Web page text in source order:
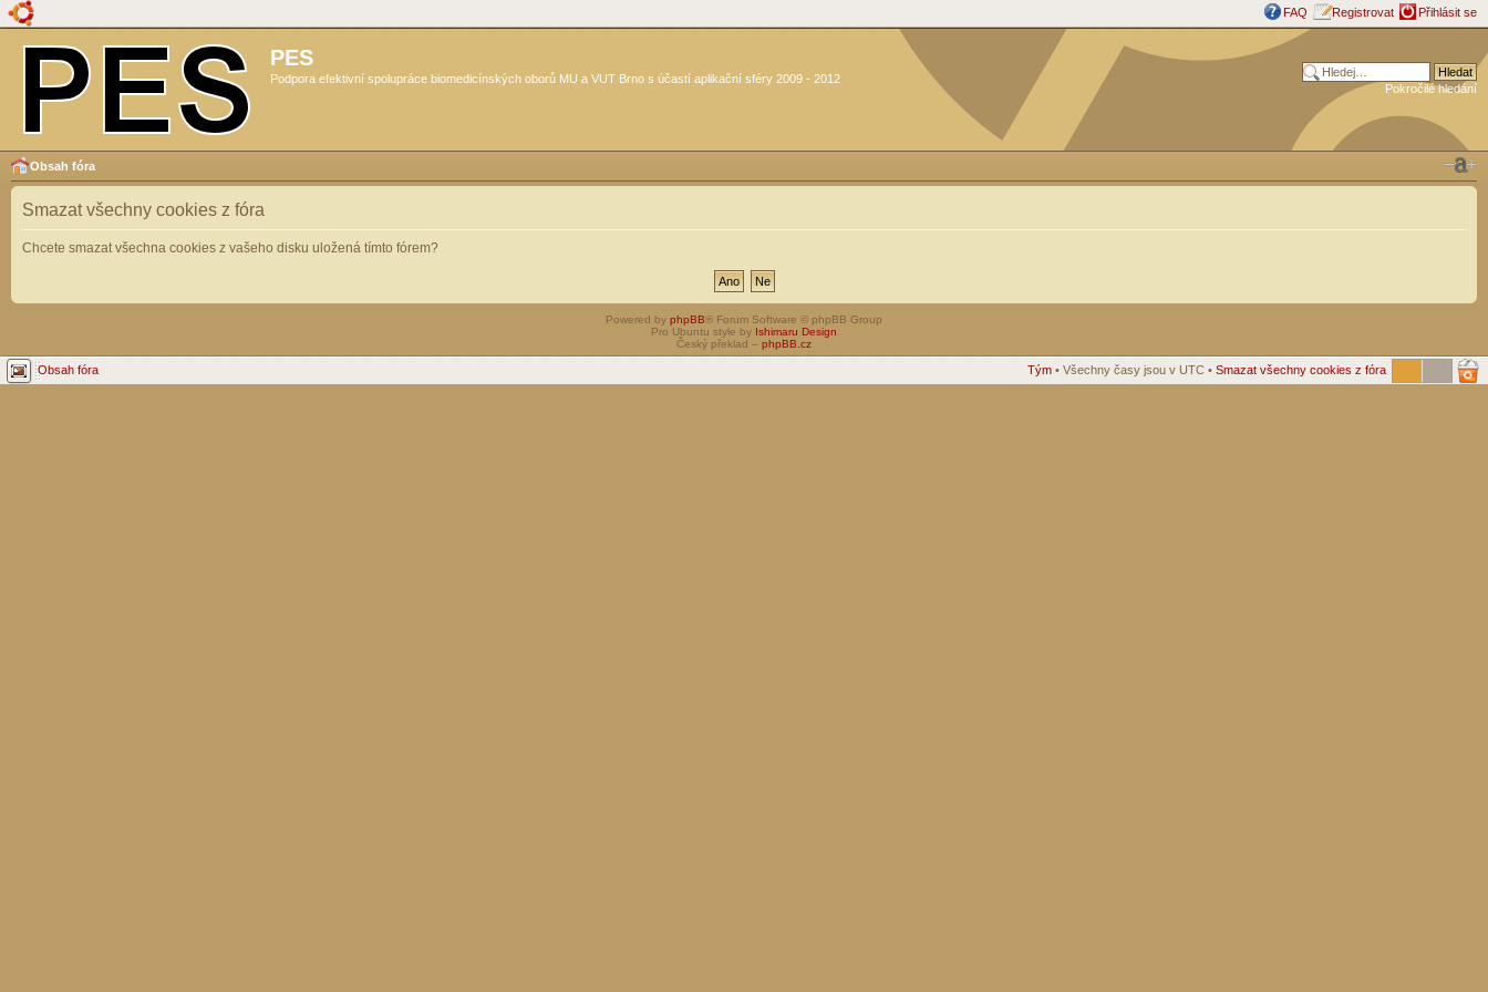
FAQ Registrovat Přihlásit se
PES
Podpora efektivní spolupráce biomedicínských oborů MU a VUT Brno s účastí aplikační sféry 2009 - 2012
Pokročilé hledání
Obsah fóra
Smazat všechny cookies z fóra
Chcete smazat všechna cookies z vašeho disku uložená tímto fórem?
Powered by phpBB® Forum Software © phpBB Group
Pro Ubuntu style by Ishimaru Design
Český překlad – phpBB.cz
Obsah fóra Tým • Všechny časy jsou v UTC • Smazat všechny cookies z fóra